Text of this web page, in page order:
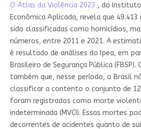
O Atlas da Violência 2023 , do Instituto
Econômica Aplicada, revela que
sido classificadas como homicídios,
números, entre 2011 e 2021. A
é resultado de análises do Ipea, em
Brasileiro de Segurança Pública
também que, nesse período, o Brasil
classificar a contento o conjunto de
foram registrados como morte
indeterminada (MVCI). Essas mortes
decorrentes de acidentes quanto de